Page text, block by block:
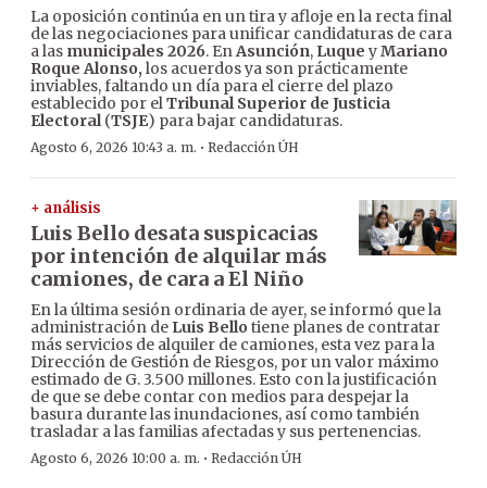
La oposición continúa en un tira y afloje en la recta final
de las negociaciones para unificar candidaturas de cara
a las municipales 2026. EnAsunción, Luque yMariano
Roque Alonso, los acuerdos ya son prácticamente
inviables, faltando un día para el cierre del plazo
establecido por elTribunal Superior de Justicia
Electoral(TSJE) para bajar candidaturas.
Agosto 6, 2026 10:43 a. m. · Redacción ÚH
+ análisis
Luis Bello desata suspicacias
por intención de alquilar más
camiones, de cara a El Niño
En la última sesión ordinaria de ayer, se informó que la
administración de Luis Bello tiene planes de contratar
más servicios de alquiler de camiones, esta vez para la
Dirección de Gestión de Riesgos, por un valor máximo
estimado de G. 3.500 millones. Esto con la justificación
de que se debe contar con medios para despejar la
basura durante las inundaciones, así como también
trasladar a las familias afectadas y sus pertenencias.
Agosto 6, 2026 10:00 a. m. · Redacción ÚH